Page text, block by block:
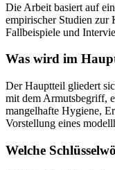
Die Arbeit basiert auf
empirischer Studien zur
Fallbeispiele und
Was wird im
Der Hauptteil gliedert
mit dem Armutsbegriff,
mangelhafte Hygiene,
Vorstellung eines
Welche